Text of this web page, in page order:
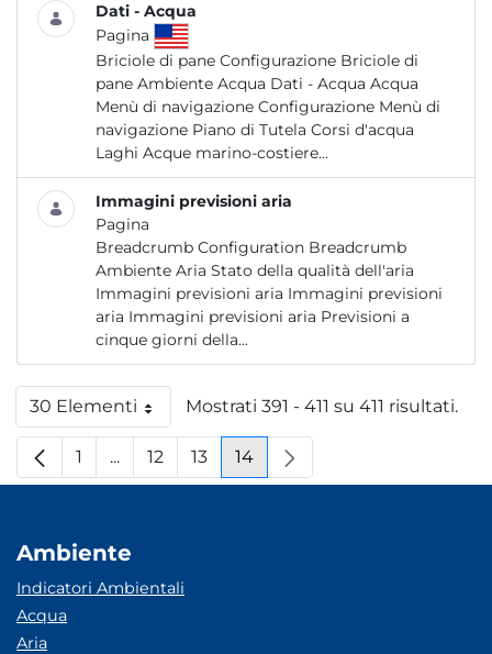
Dati - Acqua
Pagina
Briciole di pane Configurazione Briciole di
pane Ambiente Acqua Dati - Acqua Acqua
Menù di navigazione Configurazione Menù di
navigazione Piano di Tutela Corsi d'acqua
Laghi Acque marino-costiere...
Immagini previsioni aria
Pagina
Breadcrumb Configuration Breadcrumb
Ambiente Aria Stato della qualità dell'aria
Immagini previsioni aria Immagini previsioni
aria Immagini previsioni aria Previsioni a
cinque giorni della...
30 ElementiPer pagina Mostrati 391 - 411 su 411 risultati.
Pagina
1 ...Pagine intermedie
Pagina
12 Pagina
13 Pagina
14
Ambiente
Indicatori Ambientali
Acqua
Aria